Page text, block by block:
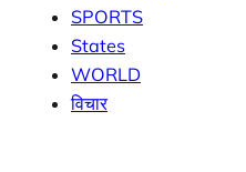
SPORTS
States
WORLD
विचार